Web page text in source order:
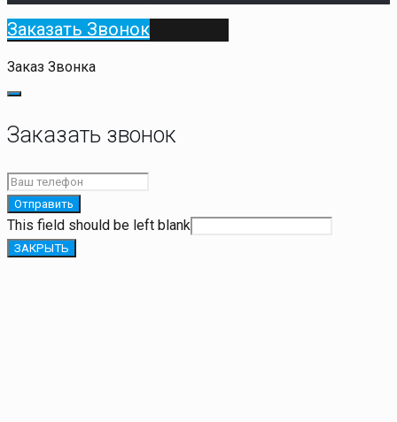
Заказать Звонок
Заказ Звонка
Заказать звонок
Отправить
This field should be left blank
ЗАКРЫТЬ